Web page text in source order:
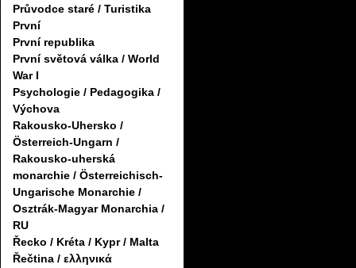
Průvodce staré / Turistika
První
První republika
První světová válka / World
War I
Psychologie / Pedagogika /
Výchova
Rakousko-Uhersko /
Österreich-Ungarn /
Rakousko-uherská
monarchie / Österreichisch-
Ungarische Monarchie /
Osztrák-Magyar Monarchia /
RU
Řecko / Kréta / Kypr / Malta
Řečtina / ελληνικά